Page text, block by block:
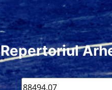
Repertoriul